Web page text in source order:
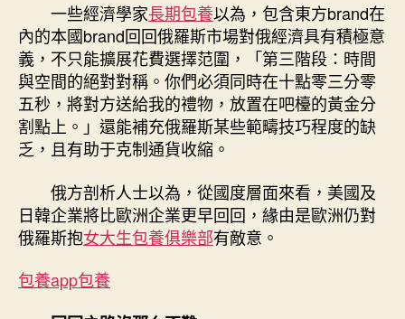
一些經濟學家長期包養以為，包含東方brand在
內的本國brand回回俄羅斯市場對俄經濟具有積極意
義，不只能擴展花費選擇范圍，「第三階段：時間
與空間的絕對對稱。你們必須同時在十點零三分零
五秒，將對方送給我的禮物，放置在吧檯的黃金分
割點上。」還能補充俄羅斯某些範疇技巧程度的缺
乏，且有助于克制通貨收縮。
俄方剖析人士以為，從國度層面來看，美國及
日韓企業將比歐洲企業更早回回，緣由是歐洲仍對
俄羅斯抱女大生包養俱樂部有敵意。
包養app包養